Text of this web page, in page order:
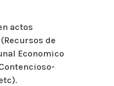
actos
de
Economico